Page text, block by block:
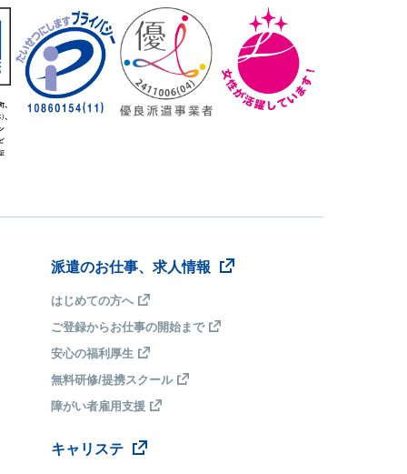
派遣のお仕事、求人情報
はじめての方へ
ご登録からお仕事の開始まで
安心の福利厚生
無料研修/提携スクール
障がい者雇用支援
キャリステ